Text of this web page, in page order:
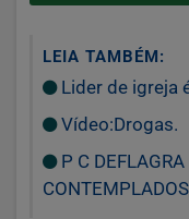
LEIA TAMBÉM:
Lider de igreja
Vídeo:Drogas.
P C DEFLAGRA